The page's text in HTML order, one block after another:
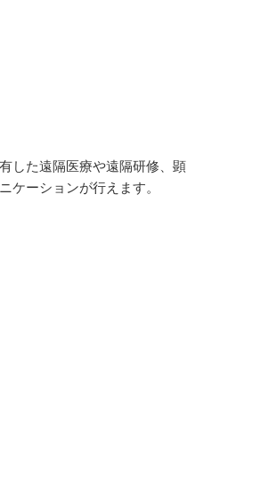
した遠隔医療や遠隔研修、顕
ケーションが行えます。